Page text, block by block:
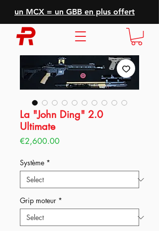
un MCX = un GBB en plus offert
La "John Ding" 2.0
Ultimate
€2,600.00Price
Système *
Grip moteur *